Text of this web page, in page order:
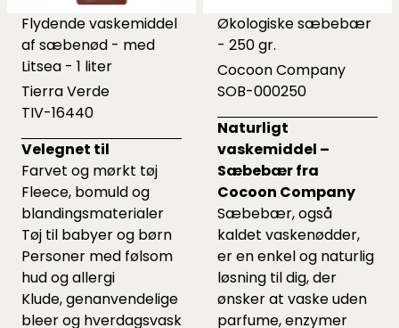
Flydende vaskemiddel
af sæbenød - med
Litsea - 1 liter
Tierra Verde
TIV-16440
Velegnet til
Farvet og mørkt tøj
Fleece, bomuld og
blandingsmaterialer
Tøj til babyer og børn
Personer med følsom
hud og allergi
Klude, genanvendelige
bleer og hverdagsvask
Økologiske sæbebær
- 250 gr.
Cocoon Company
SOB-000250
Naturligt
vaskemiddel –
Sæbebær fra
Cocoon Company
Sæbebær, også
kaldet vaskenødder,
er en enkel og naturlig
løsning til dig, der
ønsker at vaske uden
parfume, enzymer